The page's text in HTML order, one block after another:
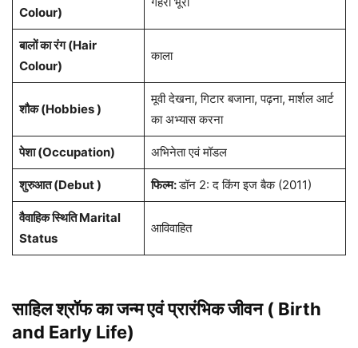
Colour)
बालों का रंग (Hair
Colour)
काला
शौक (Hobbies )
मूवी देखना, गिटार बजाना, पढ़ना, मार्शल आर्ट
का अभ्यास करना
पेशा(Occupation) अभिनेता एवं मॉडल
शुरुआत (Debut ) फिल्म:डॉन 2: द किंग इज बैक (2011)
वैवाहिक स्थिति Marital
Status
आविवाहित
साहिल श्रॉफ का जन्म एवं प्रारंभिक जीवन ( Birth
and Early Life)